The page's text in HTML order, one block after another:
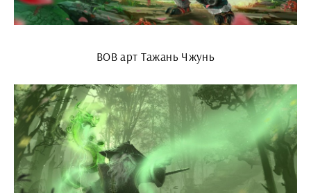
ВОВ арт Тажань Чжунь